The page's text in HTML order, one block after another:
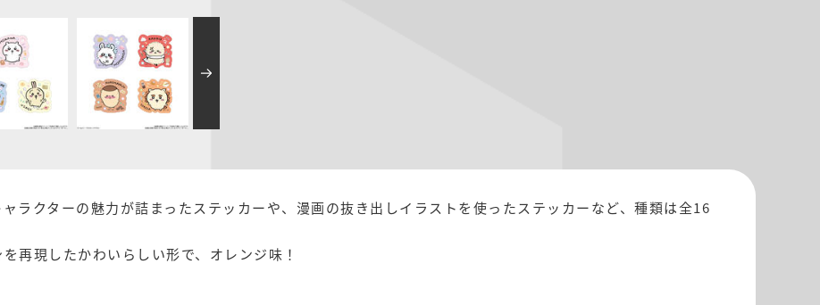
ラクターの魅力が詰まったステッカーや、漫画の抜き出しイラストを使ったステッカーなど、種類は全16
再現したかわいらしい形で、オレンジ味！